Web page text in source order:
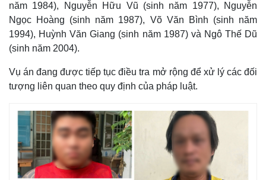
năm 1984), Nguyễn Hữu Vũ (sinh năm 1977), Nguyễn
Ngọc Hoàng (sinh năm 1987), Võ Văn Bình (sinh năm
1994), Huỳnh Văn Giang (sinh năm 1987) và Ngô Thế Dũ
(sinh năm 2004).
Vụ án đang được tiếp tục điều tra mở rộng để xử lý các đối
tượng liên quan theo quy định của pháp luật.